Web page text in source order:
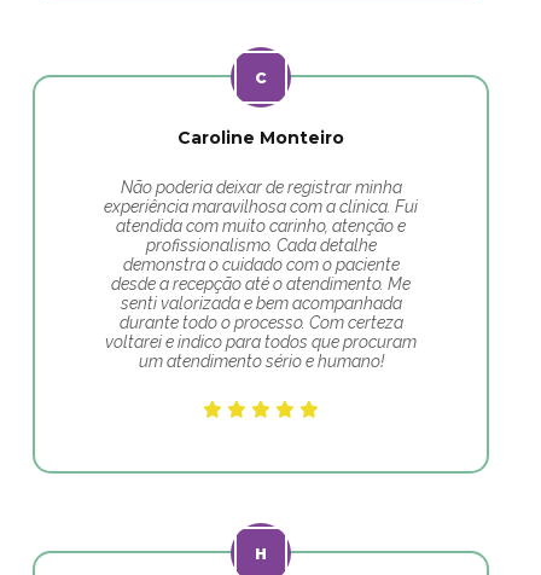
Caroline Monteiro
Não poderia deixar de registrar minha
experiência maravilhosa com a clínica. Fui
atendida com muito carinho, atenção e
profissionalismo. Cada detalhe
demonstra o cuidado com o paciente
desde a recepção até o atendimento. Me
senti valorizada e bem acompanhada
durante todo o processo. Com certeza
voltarei e indico para todos que procuram
um atendimento sério e humano!